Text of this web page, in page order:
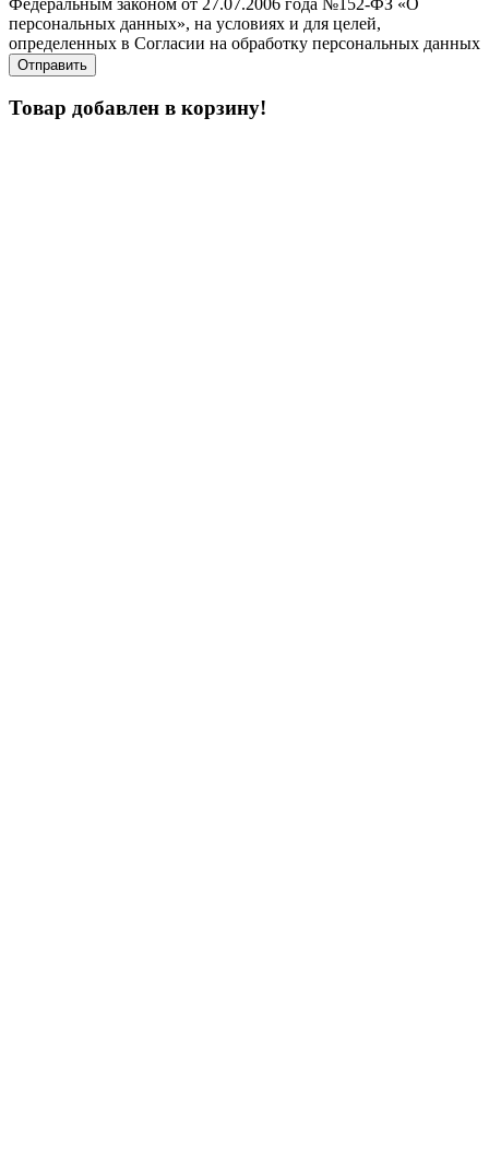
персональных данных», на условиях и для целей,
определенных в Согласии на обработку персональных данных
Товар добавлен в корзину!